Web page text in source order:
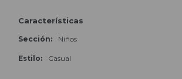
Características
Sección Niños
Estilo Casual